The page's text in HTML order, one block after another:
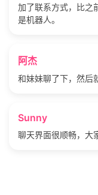
加了联系方式，比之
是机器人。
阿杰
和妹妹聊了下，然后
Sunny
聊天界面很顺畅，大